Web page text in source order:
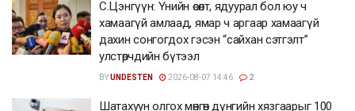
С.Цэнгүүн: Үнийн өсөлт, ядуурал бол юу ч
хамаагүй амлаад, ямар ч аргаар хамаагүй
дахин сонгогдох гэсэн “сайхан сэтгэлт”
улстөрчдийн бүтээл
BYUNDESTEN 2026-08-07 14:46 2
Шатахуун олгох мөнгөн дүнгийн хязгаарыг 100